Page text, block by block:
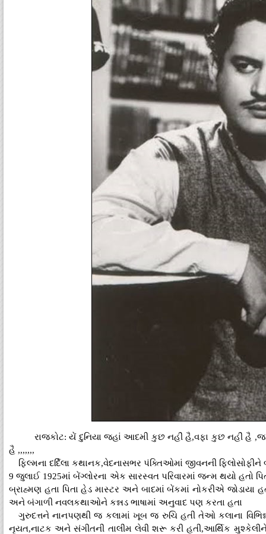
રાજકોટ: યેં દુનિયા જહાં આદમી કુછ નહીં હૈ,વફા કુછ નહીં હૈ
હૈ ,,,,,,,
ફિલ્મના દર્દિલા કથાનક,વેદનાસભર પંક્તિઓમાં જીવનની
9 જુલાઈ 1925માં બેંગ્લોરના એક સારસ્વત પરિવારમાં જન્મ થયો હતો
બ્રાહ્મણ હતા પિતા હેડ માસ્ટર અને બાદમાં બેંકમાં નોકરીએ
અને બંગાળી નવલકથાઓને કન્નડ ભાષામાં અનુવાદ પણ કરતા હતા
ગુરુદત્તને નાનપણથી જ કલામાં ખૂબ જ રુચિ હતી તેઓ કલાના
નૃયત,નાટક અને સંગીતની તાલીમ લેવી શરૂ કરી હતી,આર્થિક